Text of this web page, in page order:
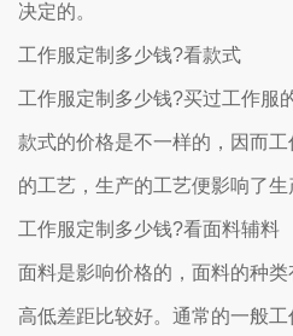
决定的。
工作服定制多少钱?看款式
工作服定制多少钱?买过工作服
款式的价格是不一样的，因而
的工艺，生产的工艺便影响了生
工作服定制多少钱?看面料辅料
面料是影响价格的，面料的种
高低差距比较好。通常的一般